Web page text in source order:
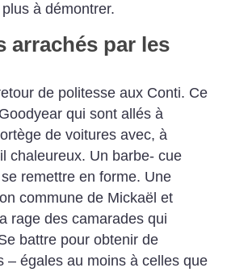
plus à démontrer.
arrachés par les
de politesse aux Conti. Ce
qui sont allés à
de voitures avec, à
chaleureux. Un barbe- cue
remettre en forme. Une
commune de Mickaël et
rage des camarades qui
battre pour obtenir de
– égales au moins à celles que